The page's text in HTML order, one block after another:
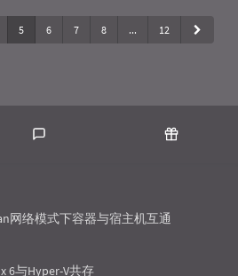
5 6 7 8 ... 12
e
s
网络模式下容器与宿主机互通
6与Hyper-V共存